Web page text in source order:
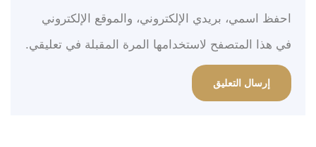
احفظ اسمي، بريدي الإلكتروني، والموقع الإلكتروني
في هذا المتصفح لاستخدامها المرة المقبلة في تعليقي.